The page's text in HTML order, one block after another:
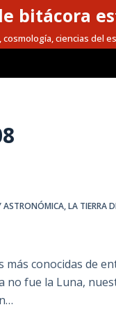
bitácora
ciencias del
ASTRONÓMICA,LA TIERRA
más conocidas de
no fue la Luna,